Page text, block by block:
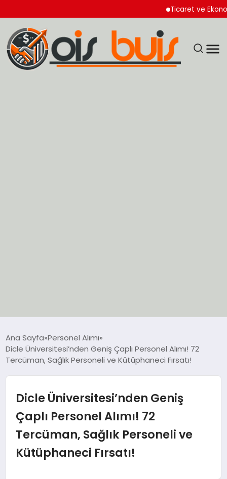
Ticaret ve Ekonomik
EKONOMİ
SPOR
Ana Sayfa Personel Alımı
Dicle Üniversitesi’nden Geniş Çaplı Personel Alımı! 72
Tercüman, Sağlık Personeli ve Kütüphaneci Fırsatı!
Dicle Üniversitesi’nden Geniş
Çaplı Personel Alımı! 72
Tercüman, Sağlık Personeli ve
Kütüphaneci Fırsatı!